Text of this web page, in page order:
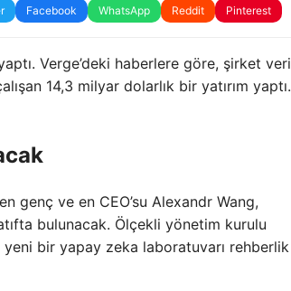
Facebook WhatsApp Reddit Pinterest
Verge’deki haberlere göre, şirket veri
14,3 milyar dolarlık bir yatırım yaptı.
genç ve en CEO’su Alexandr Wang,
bulunacak. Ölçekli yönetim kurulu
yeni bir yapay zeka laboratuvarı rehberlik